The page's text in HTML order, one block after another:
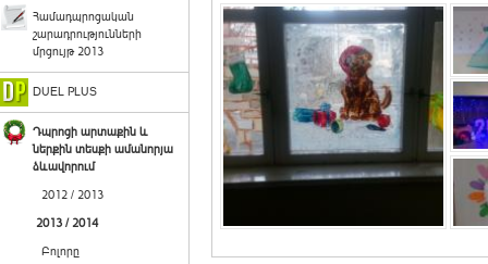
Համադպրոցական
շարադրությունների
մրցույթ 2013
DUEL PLUS
Դպրոցի արտաքին և
ներքին տեսքի ամանորյա
ձևավորում
2012 / 2013
2013 / 2014
Բոլորը